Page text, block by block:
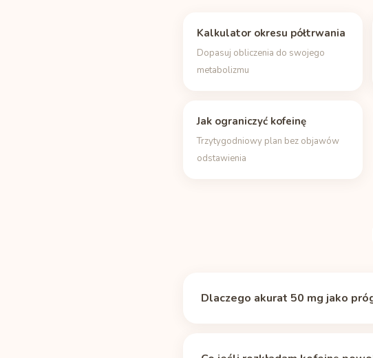
Kalkulator okresu półtrwania
Dopasuj obliczenia do swojego
metabolizmu
Jak ograniczyć kofeinę
Trzytygodniowy plan bez objawów
odstawienia
Dlaczego akurat 50 mg jako